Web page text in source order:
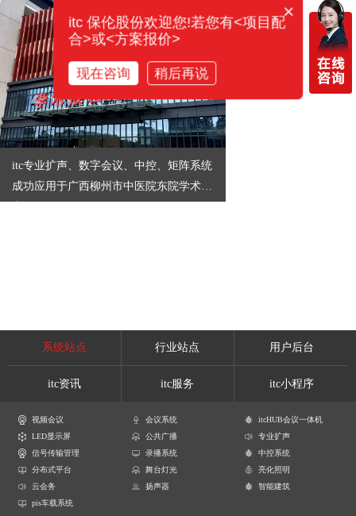
itc专业扩声、数字会议、中控、矩阵系统
成功应用于广西柳州市中医院东院学术报
系统站点 行业站点 用户后台
itc资讯 itc服务 itc小程序
视频会议 会议系统
itcHUB会议一体机
LED显示屏
公共广播
专业扩声
信号传输管理
录播系统
中控系统
分布式平台
舞台灯光
亮化照明
云会务
扬声器
智能建筑
pis车载系统
×
itc 保伦股份欢迎您!若您有<项目配
合>或<方案报价>
现在咨询 稍后再说